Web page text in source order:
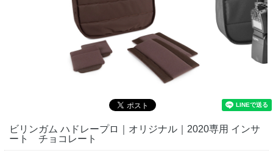
ビリンガム ハドレープロ｜オリジナル｜2020専用 インサ
ート チョコレート